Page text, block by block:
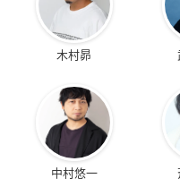
木村昴
中村悠一